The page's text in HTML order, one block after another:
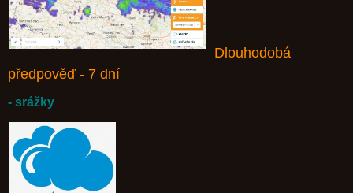
Dlouhodobá
předpověď - 7 dní
- srážky